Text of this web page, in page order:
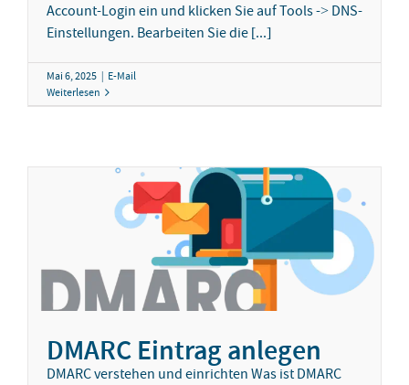
Account-Login ein und klicken Sie auf Tools -> DNS-
Einstellungen. Bearbeiten Sie die [...]
Mai 6, 2025 | E-Mail
Weiterlesen
DMARC Eintrag anlegen
DMARC verstehen und einrichten Was ist DMARC